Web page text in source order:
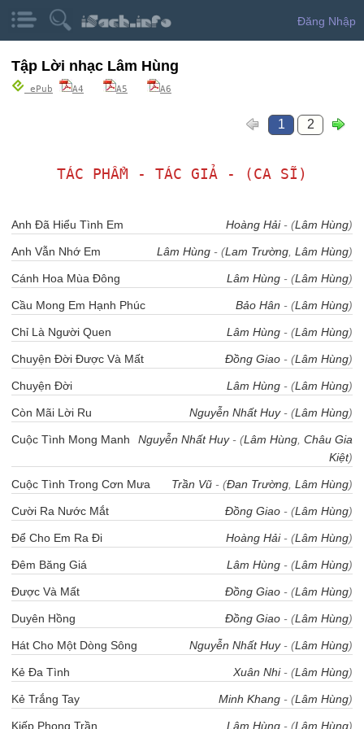
Đăng Nhập
Tập Lời nhạc Lâm Hùng
ePub A4 A5 A6
1 2
TÁC PHẨM - TÁC GIẢ - (CA SĨ)
Anh Đã Hiểu Tình Em Hoàng Hải- (Lâm Hùng)
Anh Vẫn Nhớ Em Lâm Hùng - (Lam Trường Lâm Hùng)
Cánh Hoa Mùa Đông Lâm Hùng - (Lâm Hùng)
Cầu Mong Em Hạnh Phúc Bảo Hân - (Lâm Hùng)
Chỉ Là Người Quen Lâm Hùng - (Lâm Hùng)
Chuyện Đời Được Và Mất Đồng Giao - (Lâm Hùng)
Chuyện Đời Lâm Hùng - (Lâm Hùng)
Còn Mãi Lời Ru Nguyễn Nhất Huy- (Lâm Hùng)
Cuộc Tình Mong Manh Nguyễn Nhất Huy- (Lâm Hùng Châu Gia
Kiệt)
Cuộc Tình Trong Cơn Mưa Trần Vũ - (Đan Trường Lâm Hùng)
Cười Ra Nước Mắt Đồng Giao - (Lâm Hùng)
Để Cho Em Ra Đi Hoàng Hải- (Lâm Hùng)
Đêm Băng Giá Lâm Hùng - (Lâm Hùng)
Được Và Mất Đồng Giao - (Lâm Hùng)
Duyên Hồng Đồng Giao - (Lâm Hùng)
Hát Cho Một Dòng Sông Nguyễn Nhất Huy- (Lâm Hùng)
Kẻ Đa Tình Xuân Nhi- (Lâm Hùng)
Kẻ Trắng Tay Minh Khang - (Lâm Hùng)
Kiếp Phong Trần Lâm Hùng - (Lâm Hùng)